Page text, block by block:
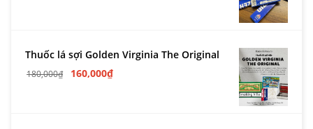
Thuốc lá sợi Golden Virginia The Original
180,000₫ 160,000₫